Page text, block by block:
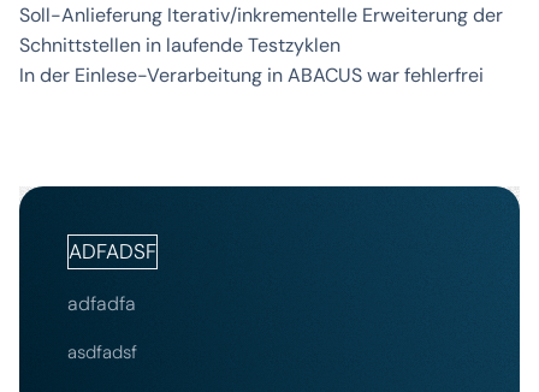
Soll-Anlieferung Iterativ/inkrementelle Erweiterung der
Schnittstellen in laufende Testzyklen
In der Einlese-Verarbeitung in ABACUS war fehlerfrei
ADFADSF
adfadfa
asdfadsf